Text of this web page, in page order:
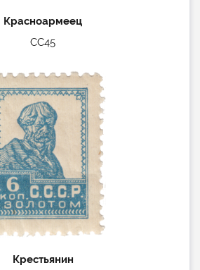
Красноармеец
СС45
Крестьянин